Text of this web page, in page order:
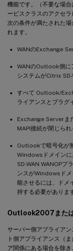
機能です。（不要な場合
ービスクラスのアクセ
次の条件が満たされた
れます。
WANのExchange
WANのOutlook側に
システムがCitrix SD-
すべて Outlook/
ライアンスとプラグ
Exchange Serverま
MAPI接続が閉じら
Outlookで暗号化が
Windowsドメイン
SD-WAN WANOPプ
ンスがWindowsド
能させるには、ドメ
持する必要がありま
Outlook2007また
サーバー側アプライア
ト側アプライアンス（
ア関係にある場合を除